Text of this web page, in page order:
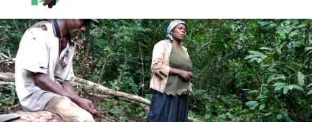
Peticiones
Proyectos
Tu donación ayuda
Donación general